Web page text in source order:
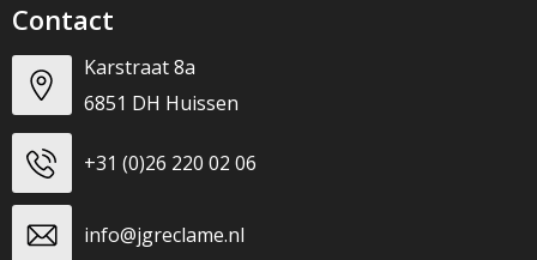
Contact
Karstraat 8a
6851 DH Huissen
+31 (0)26 220 02 06
info@jgreclame.nl